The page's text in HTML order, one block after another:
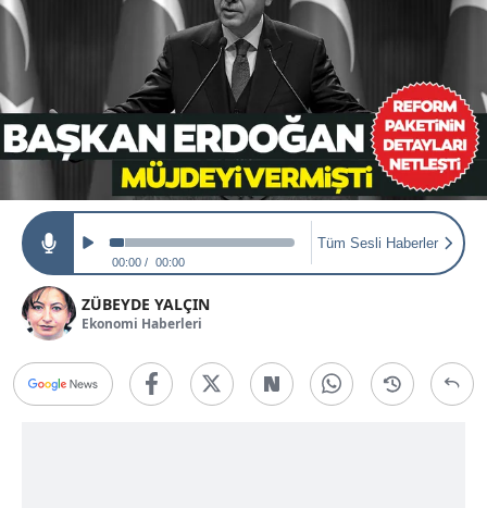
00:00 00:00
Tüm Sesli Haberler
ZÜBEYDE YALÇIN
Ekonomi Haberleri